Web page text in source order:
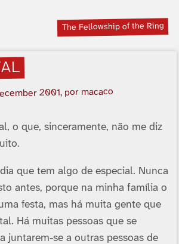
The Fellowship of the Ring
2001, por macaco
o que, sinceramente, não me diz
que tem algo de especial. Nunca
antes, porque na minha família o
festa, mas há muita gente que
Há muitas pessoas que se
juntarem-se a outras pessoas de